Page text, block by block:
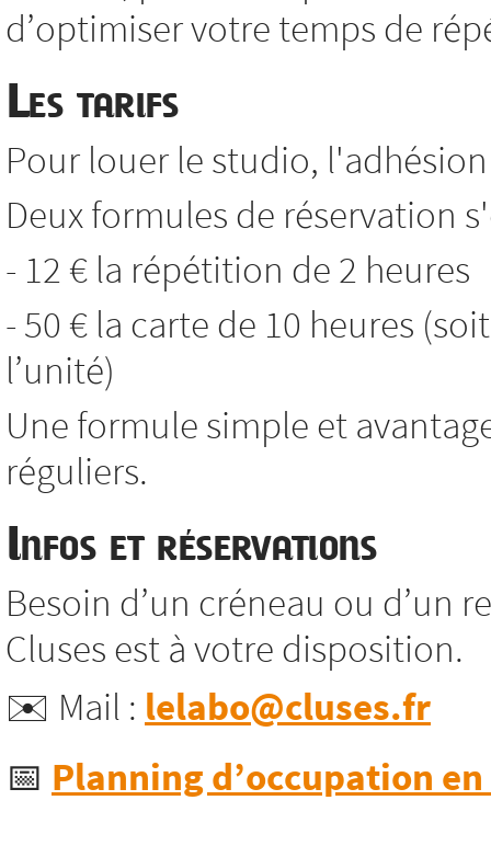
d’optimiser votre temps de
Les tarifs
Pour louer le studio,
Deux formules de réservation
- 12 € la répétition de 2 heures
- 50 € la carte de 10 heures
l’unité)
Une formule simple et
réguliers.
Infos et réservations
Besoin d’un créneau ou d’un
Cluses est à votre disposition.
✉️ Mail : lelabo@cluses.fr
📅 Planning d’occupation